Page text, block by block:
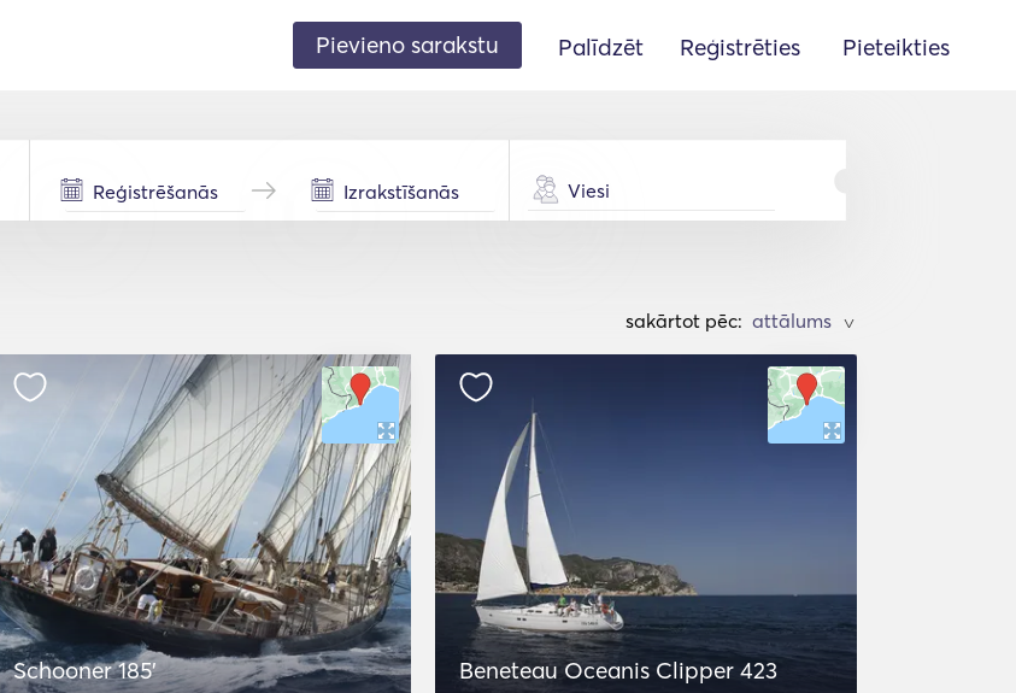
Pievieno sarakstu Palīdzēt Reģistrēties Pieteikties
Viesi
sakārtot pēc: >
Schooner 185' Beneteau Oceanis Clipper 423